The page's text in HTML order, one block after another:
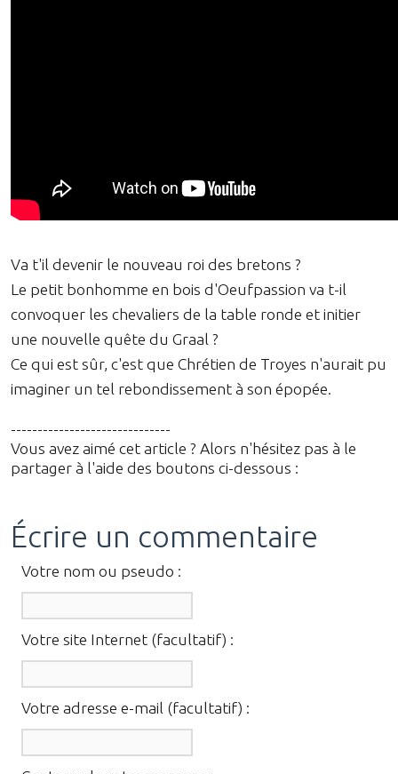
Va t'il devenir le nouveau roi des bretons ?
Le petit bonhomme en bois d'Oeufpassion va t-il
convoquer les chevaliers de la table ronde et initier
une nouvelle quête du Graal ?
Ce qui est sûr, c'est que Chrétien de Troyes n'aurait pu
imaginer un tel rebondissement à son épopée.
------------------------------
Vous avez aimé cet article ? Alors n'hésitez pas à le
partager à l'aide des boutons ci-dessous :
Écrire un commentaire
Votre nom ou pseudo :
Votre site Internet (facultatif) :
Votre adresse e-mail (facultatif) :